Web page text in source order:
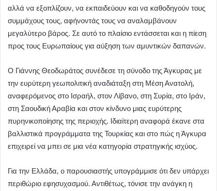
αλλά να εξοπλίζουν, να εκπαιδεύουν και να καθοδηγούν τους
συμμάχους τους, αφήνοντάς τους να αναλαμβάνουν
μεγαλύτερο βάρος. Σε αυτό το πλαίσιο εντάσσεται και η πίεση
προς τους Ευρωπαίους για αύξηση των αμυντικών δαπανών.
Ο Γιάννης Θεοδωράτος συνέδεσε τη σύνοδο της Άγκυρας με
την ευρύτερη γεωπολιτική αναδιάταξη στη Μέση Ανατολή,
αναφερόμενος στο Ισραήλ, στον Λίβανο, στη Συρία, στο Ιράν,
στη Σαουδική Αραβία και στον κίνδυνο μιας ευρύτερης
πυρηνικοποίησης της περιοχής. Ιδιαίτερη αναφορά έκανε στα
βαλλιστικά προγράμματα της Τουρκίας και στο πώς η Άγκυρα
επιχειρεί να μπει σε μια νέα κατηγορία στρατηγικής ισχύος.
Για την Ελλάδα, ο παρουσιαστής υπογράμμισε ότι δεν υπάρχει
περιθώριο εφησυχασμού. Αντιθέτως, τόνισε την ανάγκη η